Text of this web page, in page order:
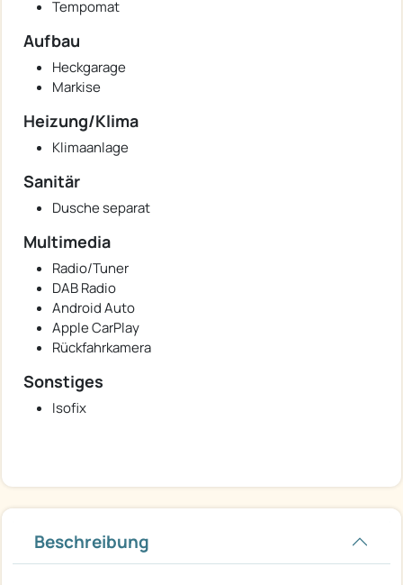
Tempomat
Aufbau
Heckgarage
Markise
Heizung/Klima
Klimaanlage
Sanitär
Dusche separat
Multimedia
Radio/Tuner
DAB Radio
Android Auto
Apple CarPlay
Rückfahrkamera
Sonstiges
Isofix
Beschreibung